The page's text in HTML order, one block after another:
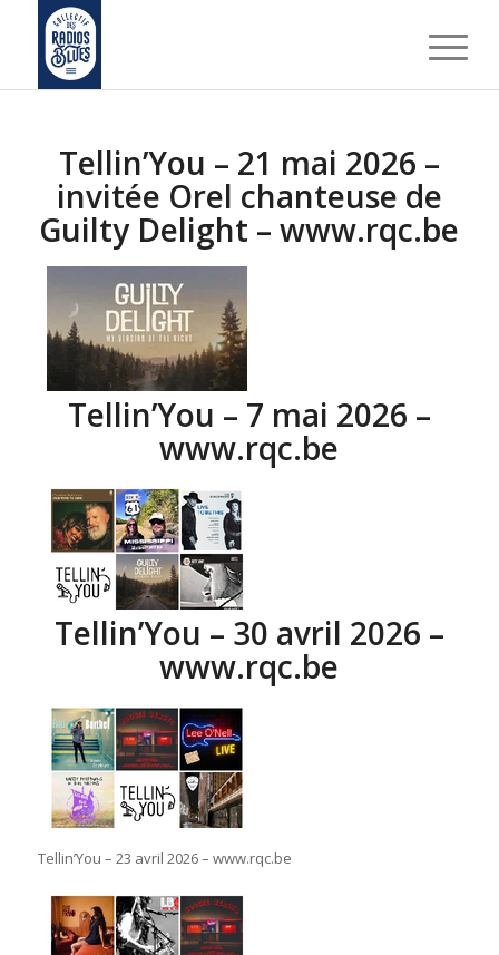
Tellin’You – 21 mai 2026 –
invitée Orel chanteuse de
Guilty Delight – www.rqc.be
Tellin’You – 7 mai 2026 –
www.rqc.be
Tellin’You – 30 avril 2026 –
www.rqc.be
Tellin’You – 23 avril 2026 – www.rqc.be